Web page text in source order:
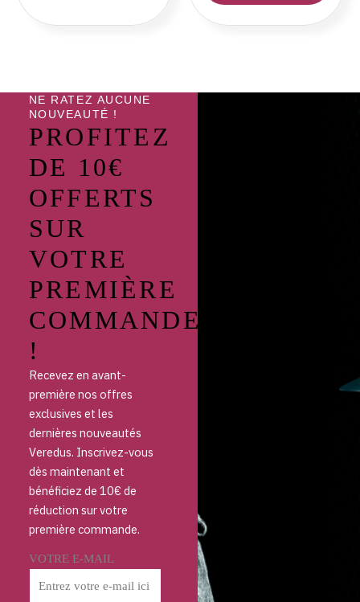
produit
NE RATEZ AUCUNE
NOUVEAUTÉ !
PROFITEZ
DE 10€
OFFERTS
SUR
VOTRE
PREMIÈRE
COMMANDE
!
Recevez en avant-
première nos offres
exclusives et les
dernières nouveautés
Veredus. Inscrivez-vous
dès maintenant et
bénéficiez de 10€ de
réduction sur votre
première commande.
VOTRE E-MAIL